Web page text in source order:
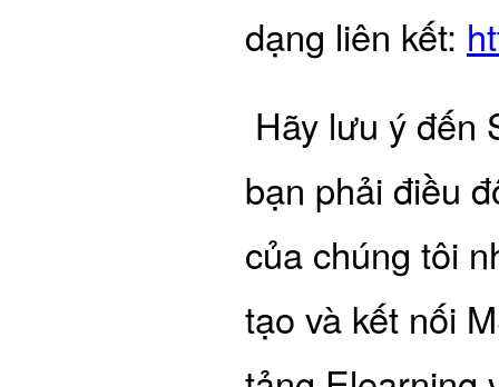
dạng liên kết:
Hãy lưu ý đến
bạn phải điều
của chúng tôi
tạo và kết nối